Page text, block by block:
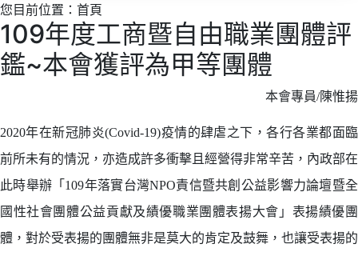
您目前位置： 首頁
109年度工商暨自由職業團體評
鑑~本會獲評為甲等團體
本會專員/陳惟揚
2020年在新冠肺炎(Covid-19)疫情的肆虐之下，各行各業都面臨
前所未有的情況，亦造成許多衝擊且經營得非常辛苦，內政部在
此時舉辦「109年落實台灣NPO責信暨共創公益影響力論壇暨全
國性社會團體公益貢獻及績優職業團體表揚大會」表揚績優團
體，對於受表揚的團體無非是莫大的肯定及鼓舞，也讓受表揚的